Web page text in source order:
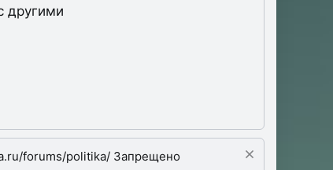
другими
forums/politika/ Запрещено